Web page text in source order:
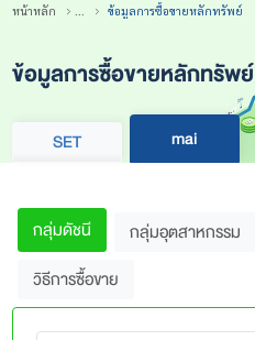
หน้าหลัก ข้อมูลการซื้อขายหลักทรัพย์
ข้อมูลการซื้อขายหลักทรัพย์
SET mai
กลุ่มดัชนี กลุ่มอุตสาหกรรม
วิธีการซื้อขาย